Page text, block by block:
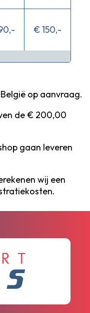
€ 150,-
op aanvraag.
de € 200,00
gaan leveren
wij een